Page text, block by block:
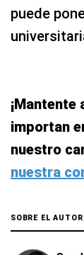
puede
¡Mantente
importan
nuestro
nuestra
SOBRE EL AUTOR